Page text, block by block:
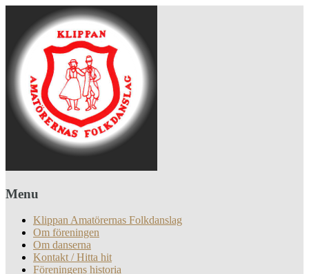
Menu
Klippan Amatörernas Folkdanslag
Om föreningen
Om danserna
Kontakt / Hitta hit
Föreningens historia